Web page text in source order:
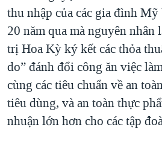
thu nhập của các gia đình
20 năm qua mà nguyên nhân
trị Hoa Kỳ ký kết các thỏa
do” đánh đổi công ăn việc
cùng các tiêu chuẩn về an
tiêu dùng, và an toàn thực
nhuận lớn hơn cho các tập